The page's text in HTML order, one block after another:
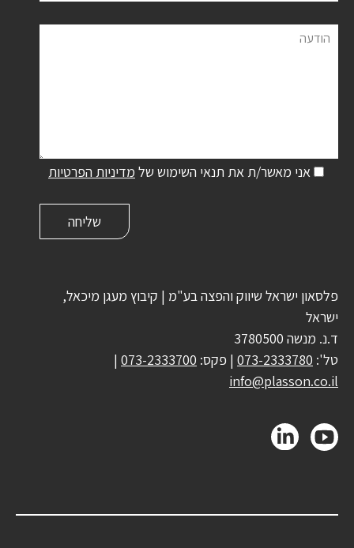
הודעה
אני מאשר/ת את תנאי השימוש של מדיניות הפרטיות
פלסאון ישראל שיווק והפצה בע"מ | קיבוץ מעגן מיכאל,
ישראל
ד.נ. מנשה 3780500
טל': 073-2333780 | פקס: 073-2333700
|
info@plasson.co.il